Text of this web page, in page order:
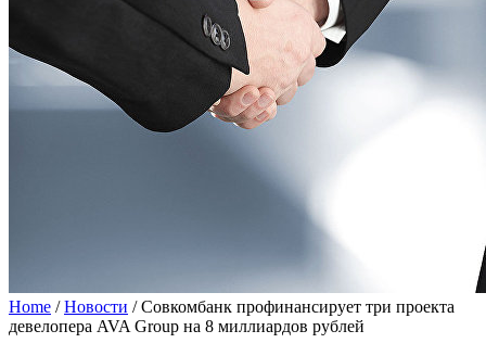
Home /Новости /Совкомбанк профинансирует три проекта
девелопера AVA Group на 8 миллиардов рублей